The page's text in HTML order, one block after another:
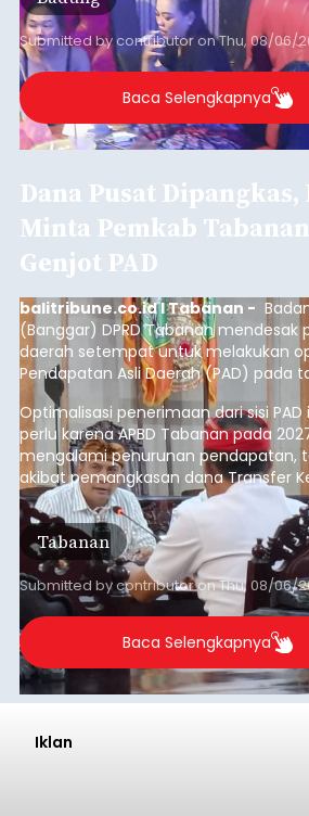
Submitted bycontributoronThu, 08/06/
Baca Selengkapnya
Dana Pusat Dipangkas,
Minta Pemkab Tabanan
Genjot PAD
balitribune.co.id I Tabanan -
(Banggar) DPRD Tabanan mendesak
daerah setempat untuk melakukan
Pendapatan Asli Daerah (PAD) pada
anggaran 2027.
Optimalisasi penerimaan dari sisi PAD
perlu karena APBD Tabanan pada
mengalami penurunan pendapatan,
akibat pemangkasan dana Transfer
Daerah (TKD) dari pemerintah pusat.
Tabanan
Submitted bycontributoronThu, 08/06/
Baca Selengkapnya
Iklan